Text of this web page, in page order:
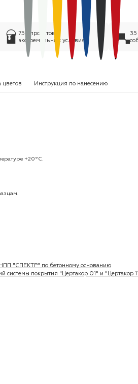
75+ проектов в
экстремальных условиях
35
цветов Инструкция по нанесению
+20°С.
"СПЕКТР" по бетонному основанию
покрытия "Цертакор 01" и "Цертакор